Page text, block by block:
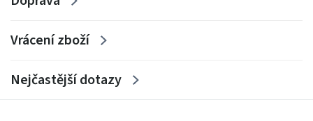
Vrácení zboží
Nejčastější dotazy